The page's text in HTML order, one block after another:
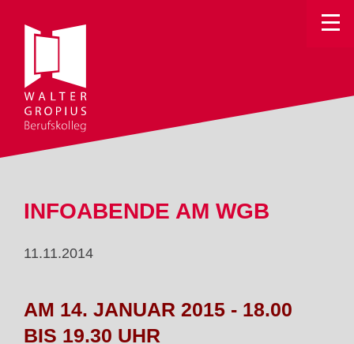
INFOABENDE AM WGB
11.11.2014
AM 14. JANUAR 2015 - 18.00
BIS 19.30 UHR